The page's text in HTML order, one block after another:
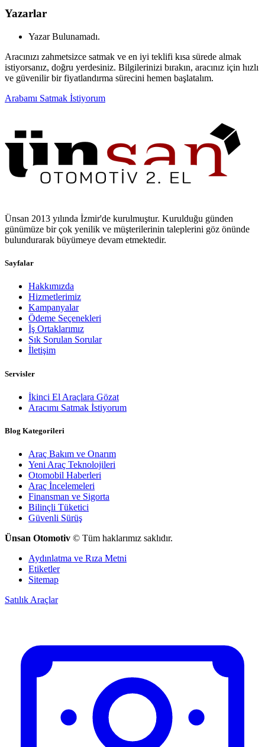
Yazarlar
Yazar Bulunamadı.
Aracınızı zahmetsizce satmak ve en iyi teklifi kısa sürede almak
istiyorsanız, doğru yerdesiniz. Bilgilerinizi bırakın, aracınız için hızlı
ve güvenilir bir fiyatlandırma sürecini hemen başlatalım.
Arabamı Satmak İstiyorum
Ünsan 2013 yılında İzmir'de kurulmuştur. Kurulduğu günden
günümüze bir çok yenilik ve müşterilerinin taleplerini göz önünde
bulundurarak büyümeye devam etmektedir.
Sayfalar
Hakkımızda
Hizmetlerimiz
Kampanyalar
Ödeme Seçenekleri
İş Ortaklarımız
Sık Sorulan Sorular
İletişim
Servisler
İkinci El Araçlara Gözat
Aracımı Satmak İstiyorum
Blog Kategorileri
Araç Bakım ve Onarım
Yeni Araç Teknolojileri
Otomobil Haberleri
Araç İncelemeleri
Finansman ve Sigorta
Bilinçli Tüketici
Güvenli Sürüş
Ünsan Otomotiv © Tüm haklarımız saklıdır.
Aydınlatma ve Rıza Metni
Etiketler
Sitemap
Satılık Araçlar